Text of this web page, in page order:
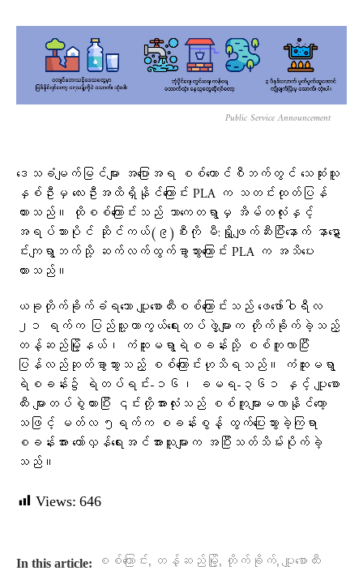
Public Service Announcement
ဒေသခံမျက်မြင်များ အပြောအရ စစ်ကောင်စီဘက်တွင် သေဆုံးသူ
နှစ်ဦးမှ လေးဦးအထိရှိနိုင်ကြောင်း PLA က သတင်းထုတ်ပြန်
ထားသည်။ ထိုစစ်ကြောင်းသည် သာကေတရွာမှ အိမ်တလုံးနှင့်
အရပ်သားပိုင် ဆိုင်ကယ်(၉)စီးကို မီ:ရှို့ဖျက်ဆီးပြီးနောက် နာဋော
င်းကျရွာဘက်သို့ ဆက်လက်ထွက်ခွာသွားကြောင်း PLA က အသိပေး
ထားသည်။
ယခုတိုက်ခိုက်ခံရသော ပျူစောထီးစစ်ကြောင်းသည် ဖေဖော်ဝါရီလ
၂၁ ရက်က ပြည်သူ့ကာကွယ်ရေးတပ်ဖွဲ့များက တိုက်ခိုက်ခဲ့သည့်
တန့်ဆည်မြို့နယ်၊ ကံထူးမရွာရဲစခန်းသို့ စစ်ကူလာပြီး
ပြန်လည်ဆုတ်ခွာသွားသည့် စစ်ကြောင်းဟုသိရသည်။ ကံထူးမရွာ
ရဲစခန်း၌ ရဲတပ်ရင်း-၁၆၊ ခမရ-၃၆၁ နှင့် ပျူစော
ထီး များတပ်စွဲထားပြီး ၎င်းတို့အားလုံးသည် စစ်ကူများမလာနိုင်​တော့
သဖြင့် မတ်လ ၅ရက်က စခန်းစွန့် ထွက်ပြေးသွားခဲ့ကြရာ
စခန်းအား တော်လှန်ရေးအင်အားသူများက အပြီးသတ်သိမ်းပိုက်ခဲ့
သည်။
Views: 646
In this article: စစ်ကြောင်း, တန့်ဆည်မြို့, တိုက်ခိုက်,ပျူစောထီး